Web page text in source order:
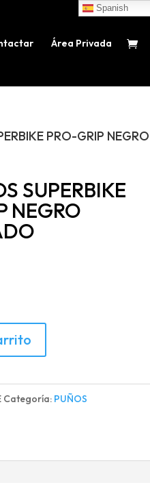
Área Privada
PRO-GRIP NEGRO
SUPERBIKE
NEGRO
Categoría: PUÑOS
Spanish